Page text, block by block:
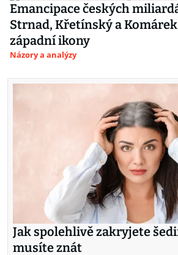
Emancipace českých
Strnad, Křetínský a
západní ikony
Názory a analýzy
Jak spolehlivě zakryjete
musíte znát